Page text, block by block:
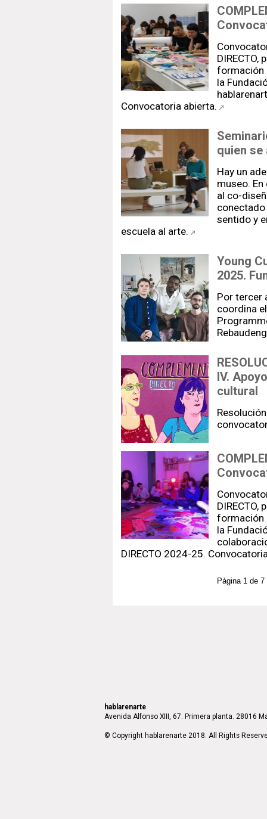
DIRECTO,
formación
la
Convocatoria abierta.
quien se
Hay un
museo.
al co-
conectado
sentido y
escuela al arte.
Young
2025.
Por tercer
coordina
IV.
cultural
DIRECTO,
formación
la
DIRECTO 2024-25.
Página 1 de 7
hablarenarte
Avenida Alfonso XIII, 67. Primera planta. 28016
© Copyright hablarenarte 2018. All Rights